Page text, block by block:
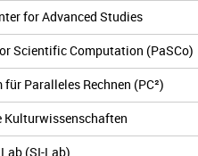
for Advanced Studies
Scientific Computation (PaSCo)
Paralleles Rechnen (PC²)
(SI-Lab)